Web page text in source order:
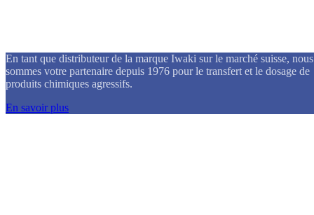
En tant que distributeur de la marque Iwaki sur le marché suisse, nous
sommes votre partenaire depuis 1976 pour le transfert et le dosage de
produits chimiques agressifs.
En savoir plus